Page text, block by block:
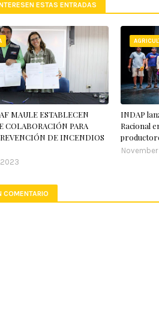
ESTAS ENTRADAS
MAULE ESTABLECEN
COLABORACIÓN PARA
DE INCENDIOS
INDAP
Racional
COMENTARIO